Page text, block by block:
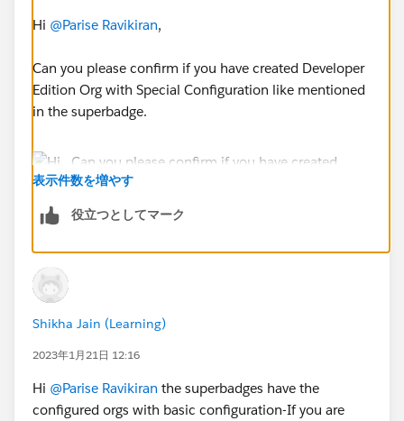
Hi @Parise Ravikiran,
Can you please confirm if you have created Developer
Edition Org with Special Configuration like mentioned
in the superbadge.
If yes then Go to Setup > in Quick Find Box Search
"Permission Sets" > Open MFA Authorization Required
> Manage Assignment > Add Assignment > Check the
user Cala Campfire and Add the user.
Hope this helps.
表示件数を増やす
役立つとしてマーク
Shikha Jain (Learning)
2023年1月21日 12:16
Hi @Parise Ravikiran the superbadges have the
configured orgs with basic configuration-If you are